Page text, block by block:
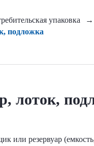
упаковка
→
подложка
лоток,
или резервуар